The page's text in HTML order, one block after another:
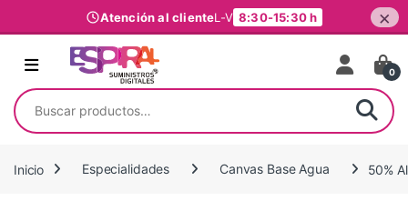
Atención al clienteL-V 8:30-15:30 h ×
Ir al contenido
0
Buscar por:
Inicio Especialidades Canvas Base Agua 50%